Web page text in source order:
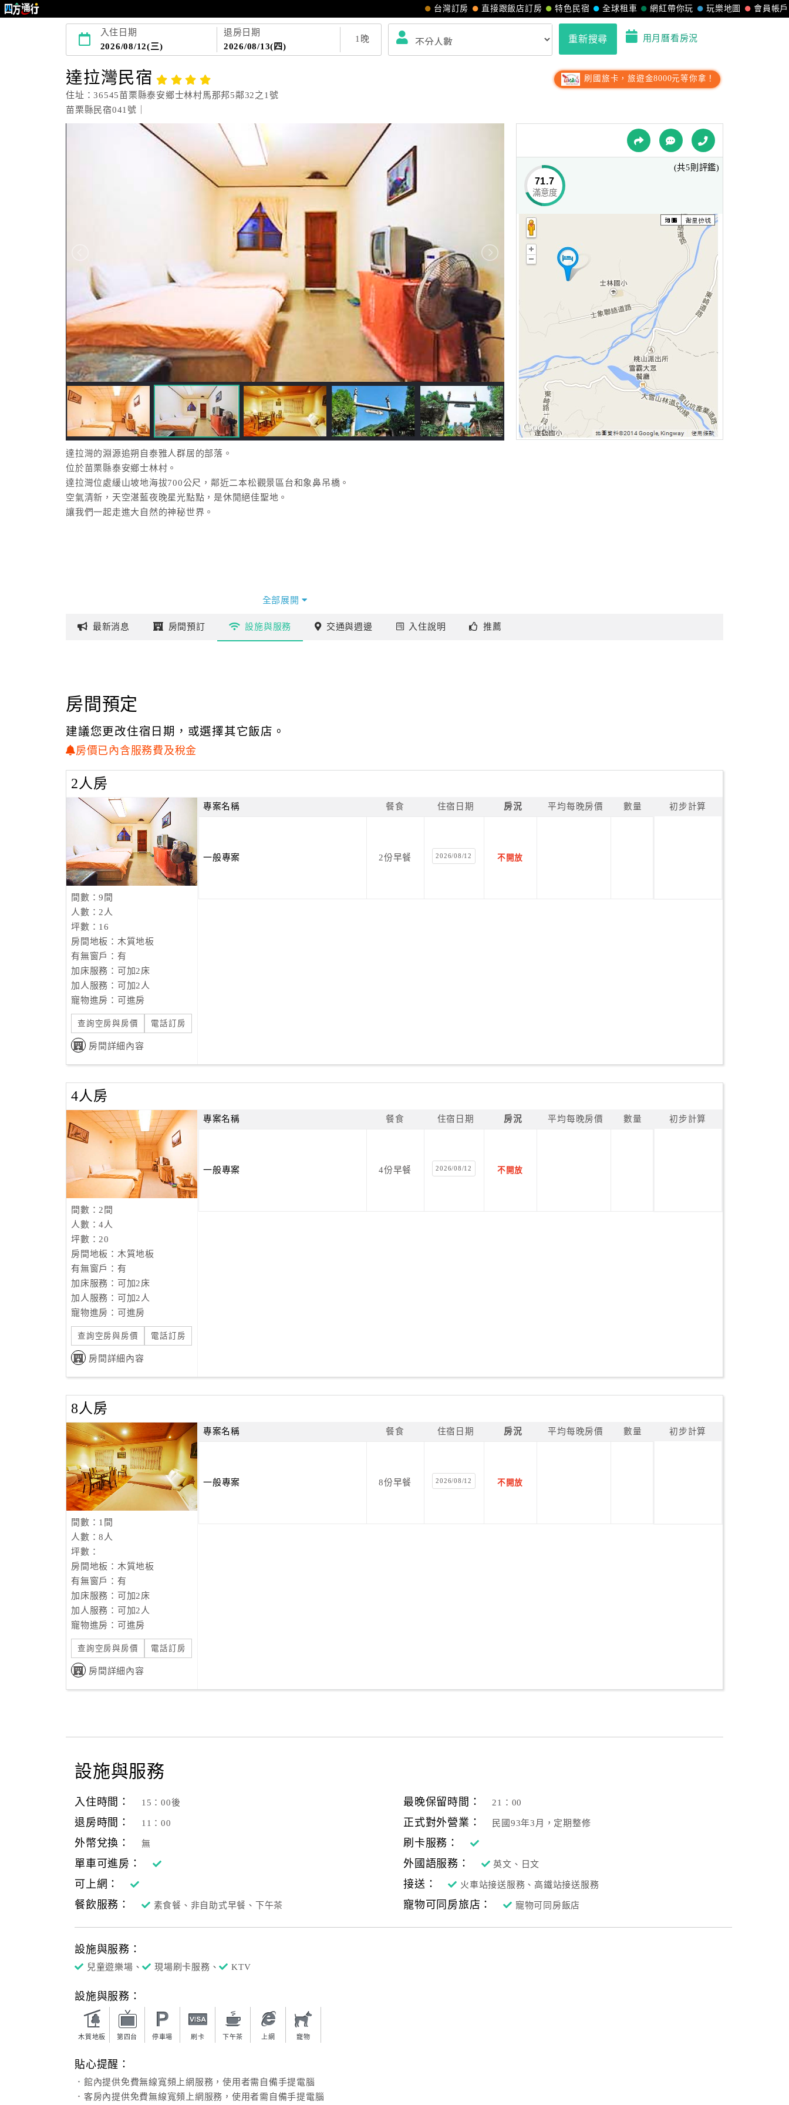
會員帳戶
玩樂地圖
網紅帶你玩
全球租車
特色民宿
直接跟飯店訂房
台灣訂房
入住日期
2026/08/12(三)
退房日期
2026/08/13(四)
1 晚 重新搜尋 用月曆看房況
達拉灣民宿
住址：36545苗栗縣泰安鄉士林村馬那邦5鄰32之1號
苗栗縣民宿041號｜
刷國旅卡，旅遊金8000元等你拿！
達拉灣的淵源追朔自泰雅人群居的部落。
位於苗栗縣泰安鄉士林村。
達拉灣位處緩山坡地海拔700公尺，鄰近二本松觀景區台和象鼻吊橋。
空氣清新，天空湛藍夜晚星光點點，是休閒絕佳聖地。
讓我們一起走進大自然的神秘世界。
全部展開
71.7
滿意度
(共5則評鑑)
最新消息 房間預訂 設施與服務 交通與週邊 入住說明 推薦
房間預定
建議您更改住宿日期，或選擇其它飯店。
房價已內含服務費及稅金
2人房
間數：9間
人數：2人
坪數：16
房間地板：木質地板
有無窗戶：有
加床服務：可加2床
加人服務：可加2人
寵物進房：可進房
查詢空房與房價 電話訂房
房間詳細內容
專案名稱 餐食 住宿日期 房況 平均每晚房價 數量 初步計算
一般專案 2份早餐 2026/08/12 不開放
4人房
間數：2間
人數：4人
坪數：20
房間地板：木質地板
有無窗戶：有
加床服務：可加2床
加人服務：可加2人
寵物進房：可進房
查詢空房與房價 電話訂房
房間詳細內容
專案名稱 餐食 住宿日期 房況 平均每晚房價 數量 初步計算
一般專案 4份早餐 2026/08/12 不開放
8人房
間數：1間
人數：8人
坪數：
房間地板：木質地板
有無窗戶：有
加床服務：可加2床
加人服務：可加2人
寵物進房：可進房
查詢空房與房價 電話訂房
房間詳細內容
專案名稱 餐食 住宿日期 房況 平均每晚房價 數量 初步計算
一般專案 8份早餐 2026/08/12 不開放
設施與服務
入住時間： 15：00後 最晚保留時間： 21：00
退房時間： 11：00 正式對外營業： 民國93年3月，定期整修
外幣兌換： 無
刷卡服務：
單車可進房：
外國語服務： 英文、日文
可上網： 接送： 火車站接送服務、高鐵站接送服務
餐飲服務： 素食餐、非自助式早餐、下午茶 寵物可同房旅店： 寵物可同房飯店
設施與服務：
兒童遊樂場、 現場刷卡服務、 KTV
設施與服務：
木質地板 第四台 停車場 刷卡 下午茶 上網 寵物
貼心提醒：
．館內提供免費無線寬頻上網服務，使用者需自備手提電腦
．客房內提供免費無線寬頻上網服務，使用者需自備手提電腦